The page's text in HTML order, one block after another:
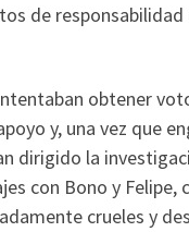
de responsabilidad
obtener
y, una vez que
dirigido la
con Bono y Felipe,
crueles y